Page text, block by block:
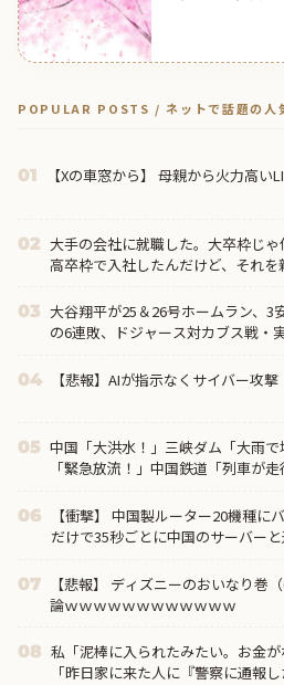
POPULAR POSTS / ネットで話題の人
01 【Xの車窓から】 母親から火力高い
02 大手の会社に就職した。大卒枠じ
高卒枠で入社したんだけど、それ
03 大谷翔平が25＆26号ホームラン、3
の6連敗、ドジャース対カブス戦・
04 【悲報】AIが指示なくサイバー攻
05 中国「大洪水！」三峡ダム「大雨
「緊急放流！」中国鉄道「列車が
06
【衝撃】 中国製ルーター20機種に
だけで35秒ごとに中国のサーバー
07
【悲報】 ディズニーのおいなり巻
論ｗｗｗｗｗｗｗｗｗｗｗｗ
08 私「泥棒に入られたみたい。お金
「昨日家に来た人に『警察に通報